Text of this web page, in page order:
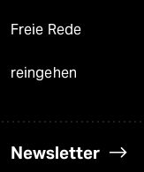
Freie Rede
reingehen
Newsletter